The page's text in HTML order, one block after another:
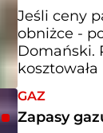
Jeśli ceny
obniżce -
Domański.
GAZ
Zapasy